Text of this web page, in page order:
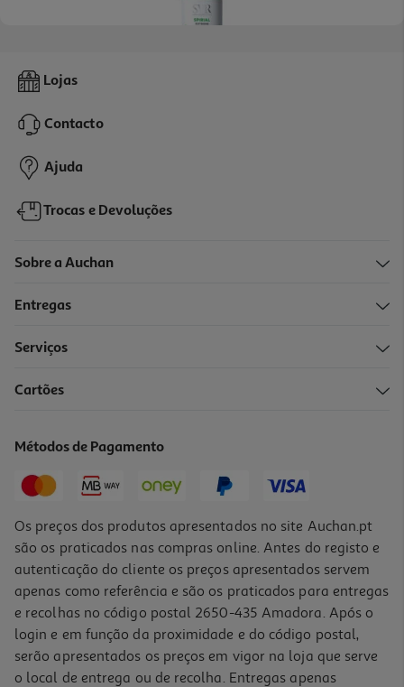
Desodorizante Svr Spirial Roll On Extreme 20ml
16,20 €
Lojas
Contacto
Ajuda
Trocas e Devoluções
Sobre a Auchan
Entregas
Serviços
Cartões
Métodos de Pagamento
Os preços dos produtos apresentados no site Auchan.pt
são os praticados nas compras online. Antes do registo e
autenticação do cliente os preços apresentados servem
apenas como referência e são os praticados para entregas
e recolhas no código postal 2650-435 Amadora. Após o
login e em função da proximidade e do código postal,
serão apresentados os preços em vigor na loja que serve
o local de entrega ou de recolha. Entregas apenas